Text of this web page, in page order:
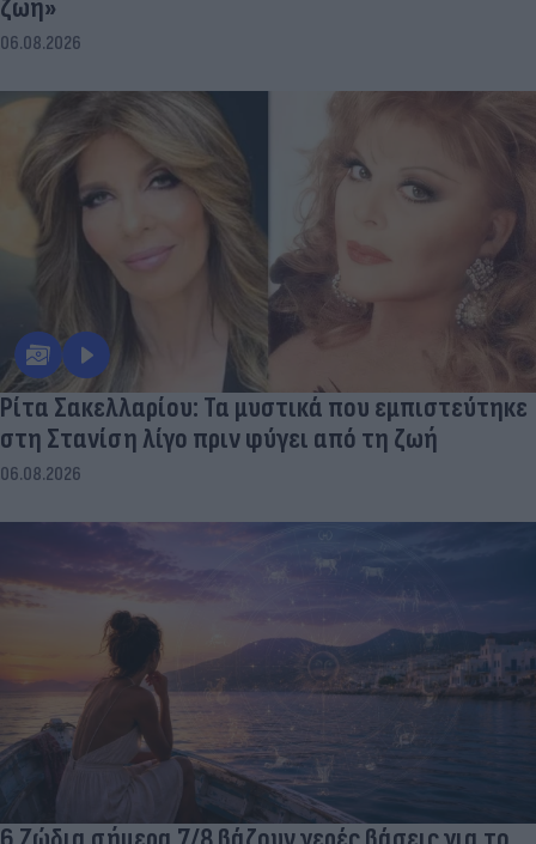
ζωή»
06.08.2026
Ρίτα Σακελλαρίου: Τα μυστικά που εμπιστεύτηκε
στη Στανίση λίγο πριν φύγει από τη ζωή
06.08.2026